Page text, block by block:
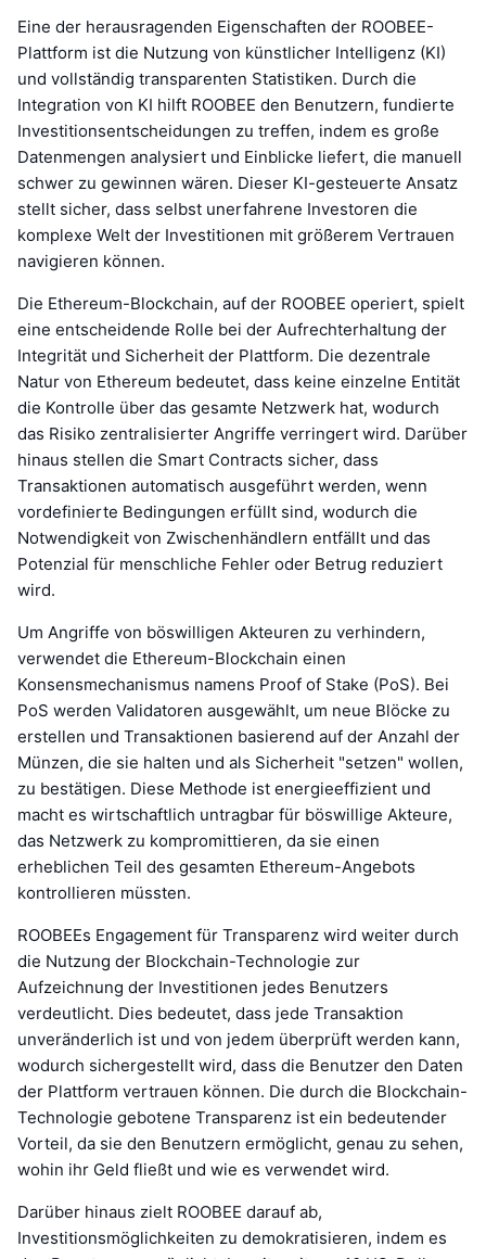
Eine der herausragenden Eigenschaften der ROOBEE-
Plattform ist die Nutzung von künstlicher Intelligenz (KI)
und vollständig transparenten Statistiken. Durch die
Integration von KI hilft ROOBEE den Benutzern, fundierte
Investitionsentscheidungen zu treffen, indem es große
Datenmengen analysiert und Einblicke liefert, die manuell
schwer zu gewinnen wären. Dieser KI-gesteuerte Ansatz
stellt sicher, dass selbst unerfahrene Investoren die
komplexe Welt der Investitionen mit größerem Vertrauen
navigieren können.
Die Ethereum-Blockchain, auf der ROOBEE operiert, spielt
eine entscheidende Rolle bei der Aufrechterhaltung der
Integrität und Sicherheit der Plattform. Die dezentrale
Natur von Ethereum bedeutet, dass keine einzelne Entität
die Kontrolle über das gesamte Netzwerk hat, wodurch
das Risiko zentralisierter Angriffe verringert wird. Darüber
hinaus stellen die Smart Contracts sicher, dass
Transaktionen automatisch ausgeführt werden, wenn
vordefinierte Bedingungen erfüllt sind, wodurch die
Notwendigkeit von Zwischenhändlern entfällt und das
Potenzial für menschliche Fehler oder Betrug reduziert
wird.
Um Angriffe von böswilligen Akteuren zu verhindern,
verwendet die Ethereum-Blockchain einen
Konsensmechanismus namens Proof of Stake (PoS). Bei
PoS werden Validatoren ausgewählt, um neue Blöcke zu
erstellen und Transaktionen basierend auf der Anzahl der
Münzen, die sie halten und als Sicherheit "setzen" wollen,
zu bestätigen. Diese Methode ist energieeffizient und
macht es wirtschaftlich untragbar für böswillige Akteure,
das Netzwerk zu kompromittieren, da sie einen
erheblichen Teil des gesamten Ethereum-Angebots
kontrollieren müssten.
ROOBEEs Engagement für Transparenz wird weiter durch
die Nutzung der Blockchain-Technologie zur
Aufzeichnung der Investitionen jedes Benutzers
verdeutlicht. Dies bedeutet, dass jede Transaktion
unveränderlich ist und von jedem überprüft werden kann,
wodurch sichergestellt wird, dass die Benutzer den Daten
der Plattform vertrauen können. Die durch die Blockchain-
Technologie gebotene Transparenz ist ein bedeutender
Vorteil, da sie den Benutzern ermöglicht, genau zu sehen,
wohin ihr Geld fließt und wie es verwendet wird.
Darüber hinaus zielt ROOBEE darauf ab,
Investitionsmöglichkeiten zu demokratisieren, indem es